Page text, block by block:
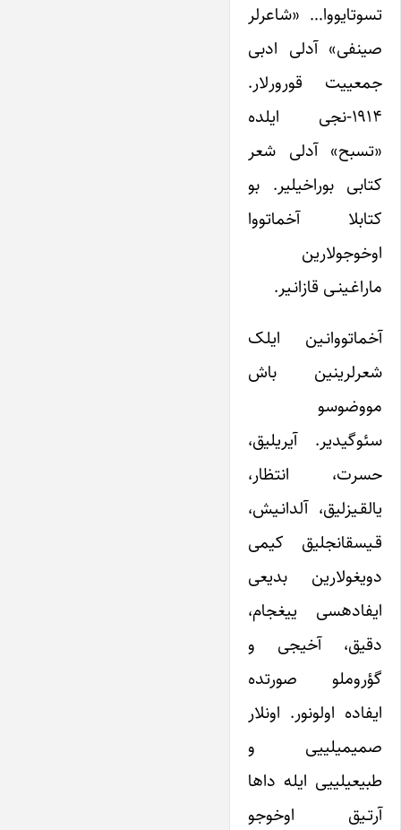
تسوتایووا… «شاعرلر
صینفی» آدلی ادبی
جمعییت قورورلار.
۱۹۱۴-نجی ایلده
«تسبح» آدلی شعر
کتابی بوراخیلیر. بو
کتابلا آخماتووا
اوخوجولارین
ماراغـینـی قازانـیر.
آخماتووانـین ایلک
شعرلری‎نین باش
مووضوسو
سئوگی‎دیر. آیریلیق،
حسرت، انتظار،
یالقـیزلیق، آلدانـیش،
قـیسقانج‎لیق کیمی
دویغولارین بدیعی
ایفاده‎سی ییغجام،
دقیق، آخیجی و
گؤروملو صورتده
ایفاده اولونور. اونلار
صمیمی‎لییی و
طبیعی‎لییی ایله داها
آرتـیق اوخوجو